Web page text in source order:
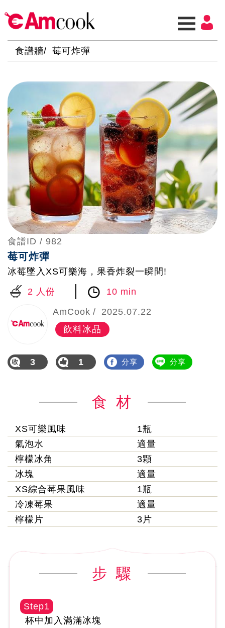
食譜牆 莓可炸彈
食譜ID / 982
莓可炸彈
冰莓墜入XS可樂海，果香炸裂一瞬間!
2 人份
10 min
AmCook
2025.07.22
飲料冰品
3 1 分享 分享
食 材
XS可樂風味
1瓶
氣泡水
適量
檸檬冰角
3顆
冰塊
適量
XS綜合莓果風味
1瓶
冷凍莓果
適量
檸檬片
3片
步 驟
Step1
杯中加入滿滿冰塊